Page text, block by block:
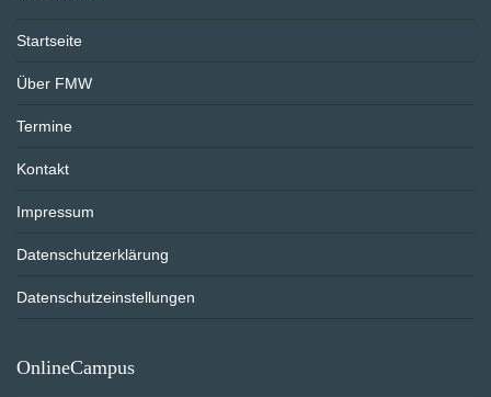
Startseite
Über FMW
Termine
Kontakt
Impressum
Datenschutzerklärung
Datenschutzeinstellungen
OnlineCampus